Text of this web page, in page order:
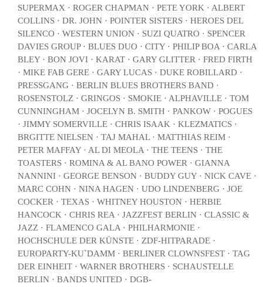
SUPERMAX · ROGER CHAPMAN · PETE YORK · ALBERT
COLLINS · DR. JOHN · POINTER SISTERS · HEROES DEL
SILENCO · WESTERN UNION · SUZI QUATRO · SPENCER
DAVIES GROUP · BLUES DUO · CITY · PHILIP BOA · CARLA
BLEY · BON JOVI · KARAT · GARY GLITTER · FRED FIRTH
· MIKE FAB GERE · GARY LUCAS · DUKE ROBILLARD ·
PRESSGANG · BERLIN BLUES BROTHERS BAND ·
ROSENSTOLZ · GRINGOS · SMOKIE · ALPHAVILLE · TOM
CUNNINGHAM · JOCELYN B. SMITH · PANKOW · POGUES
· JIMMY SOMERVILLE · CHRIS ISAAK · KLEZMATICS ·
BRGITTE NIELSEN · TAJ MAHAL · MATTHIAS REIM ·
PETER MAFFAY · AL DI MEOLA · THE TEENS · THE
TOASTERS · ROMINA & AL BANO POWER · GIANNA
NANNINI · GEORGE BENSON · BUDDY GUY · NICK CAVE ·
MARC COHN · NINA HAGEN · UDO LINDENBERG · JOE
COCKER · TEXAS · WHITNEY HOUSTON · HERBIE
HANCOCK · CHRIS REA · JAZZFEST BERLIN · CLASSIC &
JAZZ · FLAMENCO GALA · PHILHARMONIE ·
HOCHSCHULE DER KÜNSTE · ZDF-HITPARADE ·
EUROPARTY-KU`DAMM · BERLINER CLOWNSFEST · TAG
DER EINHEIT · WARNER BROTHERS · SCHAUSTELLE
BERLIN · BANDS UNITED · DGB-